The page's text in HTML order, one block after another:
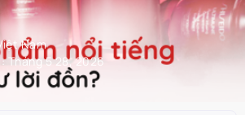
Nam
Tháng 5 28, 2026